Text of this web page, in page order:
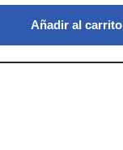
Añadir al carrito